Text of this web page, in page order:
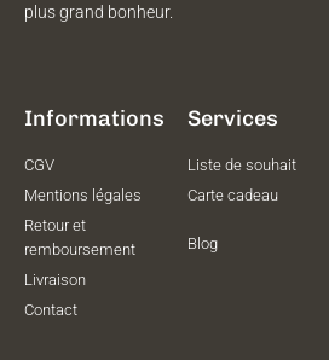
plus grand bonheur.
Informations
CGV
Mentions légales
Retour et
remboursement
Livraison
Contact
Services
Liste de souhait
Carte cadeau
Blog